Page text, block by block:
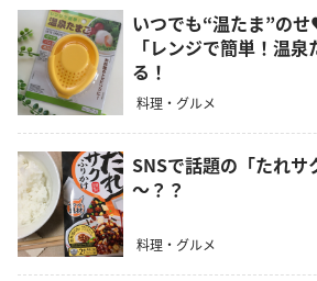
いつでも“温たま”の
「レンジで簡単！温
る！
料理・グルメ
SNSで話題の「たれ
～？？
料理・グルメ